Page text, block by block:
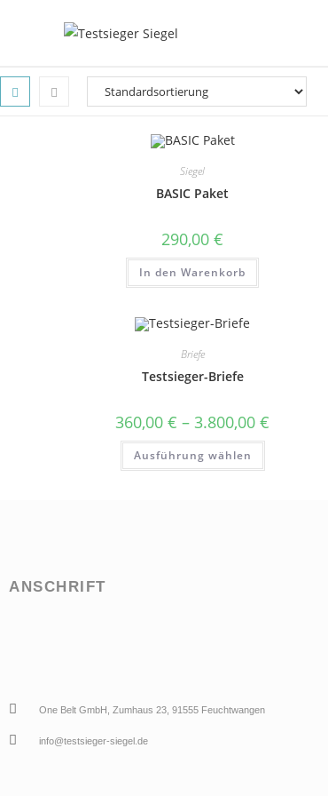
Siegel
BASIC Paket
290,00€
In den Warenkorb
Briefe
Testsieger-Briefe
360,00€ –3.800,00€
Ausführung wählen
ANSCHRIFT
One Belt GmbH, Zumhaus 23, 91555 Feuchtwangen
info@testsieger-siegel.de